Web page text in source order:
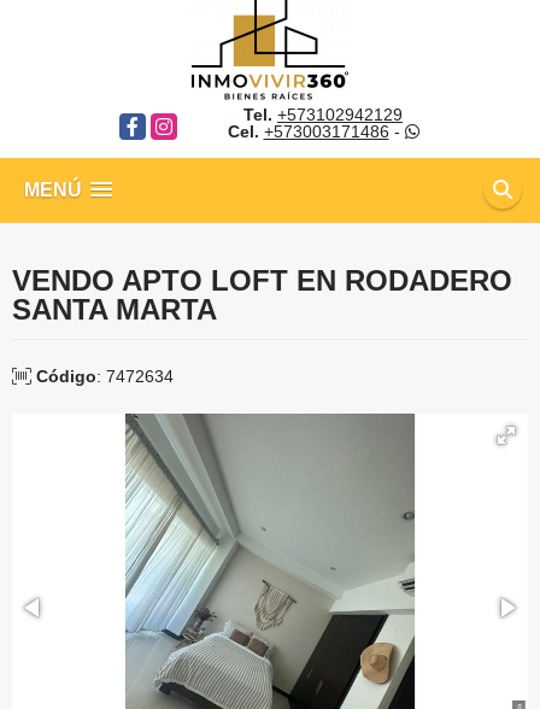
FacebookInstagram
Tel. +573102942129
Cel. +573003171486 -
MENÚ
VENDO APTO LOFT EN RODADERO
SANTA MARTA
Código: 7472634